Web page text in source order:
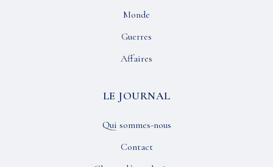
Monde
Guerres
Affaires
LE JOURNAL
Qui sommes-nous
Contact